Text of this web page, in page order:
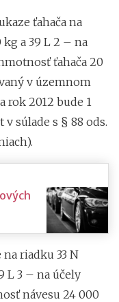
ťahača na
kg a 39 L 2 – na
ťahača 20
v územnom
rok 2012 bude 1
v súlade s § 88 ods.
riadku 33 N
L 3 – na účely
návesu 24 000